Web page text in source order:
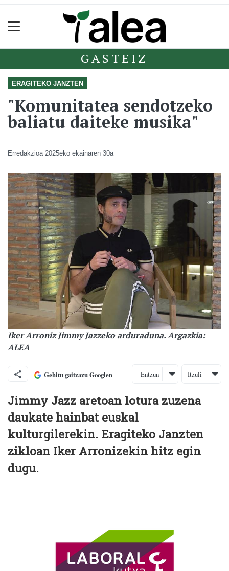
GASTEIZ
ERAGITEKO JANZTEN
"Komunitatea sendotzeko
baliatu daiteke musika"
Erredakzioa 2025eko ekainaren 30a
Iker Arroniz Jimmy Jazzeko arduraduna. Argazkia:
ALEA
Gehitu gaitzazu Googlen Entzun Itzuli
Jimmy Jazz aretoan lotura zuzena
daukate hainbat euskal
kulturgilerekin. Eragiteko Janzten
zikloan Iker Arronizekin hitz egin
dugu.